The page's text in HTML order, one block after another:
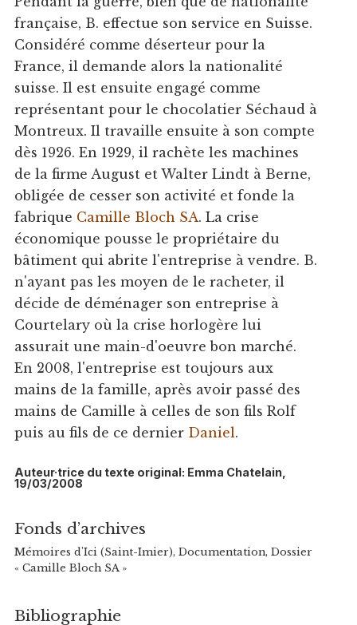
française, B. effectue son service en Suisse.
Considéré comme déserteur pour la
France, il demande alors la nationalité
suisse. Il est ensuite engagé comme
représentant pour le chocolatier Séchaud à
Montreux. Il travaille ensuite à son compte
dès 1926. En 1929, il rachète les machines
de la firme August et Walter Lindt à Berne,
obligée de cesser son activité et fonde la
fabrique Camille Bloch SA. La crise
économique pousse le propriétaire du
bâtiment qui abrite l'entreprise à vendre. B.
n'ayant pas les moyen de le racheter, il
décide de déménager son entreprise à
Courtelary où la crise horlogère lui
assurait une main-d'oeuvre bon marché.
En 2008, l'entreprise est toujours aux
mains de la famille, après avoir passé des
mains de Camille à celles de son fils Rolf
puis au fils de ce dernier Daniel.
Auteur·trice du texte original: Emma Chatelain,
19/03/2008
Fonds d’archives
Mémoires d'Ici (Saint-Imier), Documentation, Dossier
« Camille Bloch SA »
Bibliographie